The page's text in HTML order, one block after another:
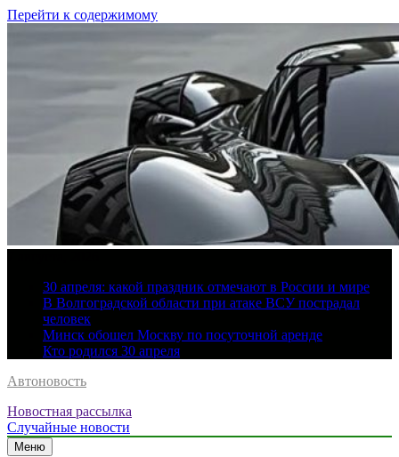
Перейти к содержимому
30 апреля: какой праздник отмечают в России и мире
В Волгоградской области при атаке ВСУ пострадал
человек
Минск обошел Москву по посуточной аренде
Кто родился 30 апреля
Автоновость
Новостная рассылка
Случайные новости
Меню